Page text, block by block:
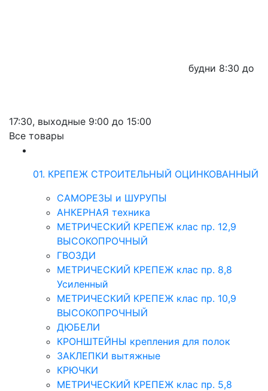
будни 8:30 до
17:30, выходные 9:00 до 15:00
Все товары
01. КРЕПЕЖ СТРОИТЕЛЬНЫЙ ОЦИНКОВАННЫЙ
САМОРЕЗЫ и ШУРУПЫ
АНКЕРНАЯ техника
МЕТРИЧЕСКИЙ КРЕПЕЖ клас пр. 12,9
ВЫСОКОПРОЧНЫЙ
ГВОЗДИ
МЕТРИЧЕСКИЙ КРЕПЕЖ клас пр. 8,8
Усиленный
МЕТРИЧЕСКИЙ КРЕПЕЖ клас пр. 10,9
ВЫСОКОПРОЧНЫЙ
ДЮБЕЛИ
КРОНШТЕЙНЫ крепления для полок
ЗАКЛЕПКИ вытяжные
КРЮЧКИ
МЕТРИЧЕСКИЙ КРЕПЕЖ клас пр. 5,8